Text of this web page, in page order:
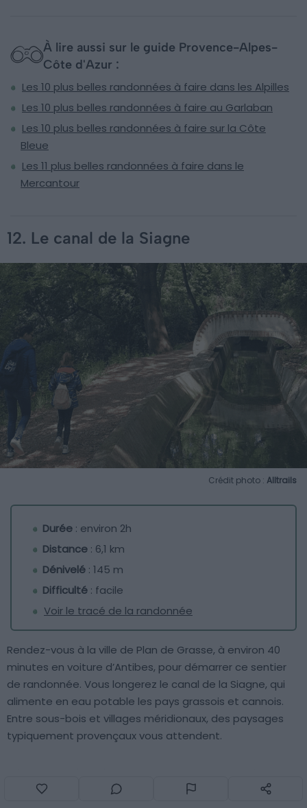
À lire aussi sur le guide Provence-Alpes-
Côte d'Azur :
Les 10 plus belles randonnées à faire dans les Alpilles
Les 10 plus belles randonnées à faire au Garlaban
Les 10 plus belles randonnées à faire sur la Côte
Bleue
Les 11 plus belles randonnées à faire dans le
Mercantour
12. Le canal de la Siagne
Crédit photo : Alltrails
Durée : environ 2h
Distance : 6,1 km
Dénivelé : 145 m
Difficulté : facile
Voir le tracé de la randonnée
Rendez-vous à la ville de Plan de Grasse, à environ 40
minutes en voiture d’Antibes, pour démarrer ce sentier
de randonnée. Vous longerez le canal de la Siagne, qui
alimente en eau potable les pays grassois et cannois.
Entre sous-bois et villages méridionaux, des paysages
typiquement provençaux vous attendent.
à vélo. Il s’agit également d’un spot idéal pour la course